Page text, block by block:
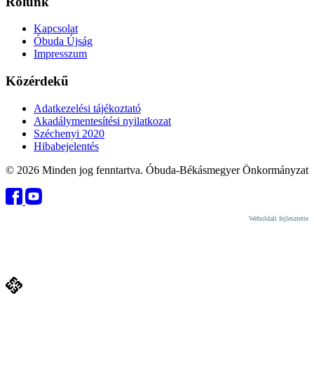
Kapcsolat
Óbuda Újság
Impresszum
Közérdekű
Adatkezelési tájékoztató
Akadálymentesítési nyilatkozat
Széchenyi 2020
Hibabejelentés
© 2026 Minden jog fenntartva. Óbuda-Békásmegyer Önkormányzat
Weboldalt fejlesztette